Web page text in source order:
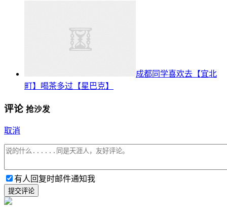
成都同学喜欢去【宜北
町】喝茶多过【星巴克】
评论 抢沙发
取消
有人回复时邮件通知我
提交评论